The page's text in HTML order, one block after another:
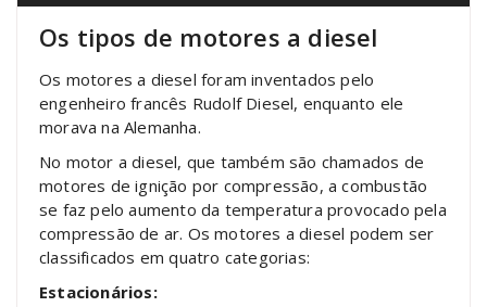
Os tipos de motores a diesel
Os motores a diesel foram inventados pelo
engenheiro francês Rudolf Diesel, enquanto ele
morava na Alemanha.
No motor a diesel, que também são chamados de
motores de ignição por compressão, a combustão
se faz pelo aumento da temperatura provocado pela
compressão de ar. Os motores a diesel podem ser
classificados em quatro categorias:
Estacionários: